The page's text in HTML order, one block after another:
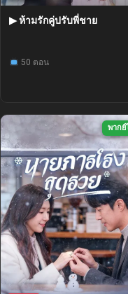
▶ ห้ามรักคู่ปรับพี่ชาย
50 ตอน
พากย์